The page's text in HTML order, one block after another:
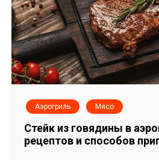
и
с
я
м
Аэрогриль Мясо
Стейк из говядины в
рецептов и способов